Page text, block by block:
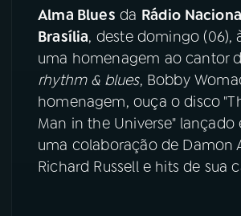
04PROGRAMAS
PODCASTS
06VIDEOCASTS
Alma Blues da Rádio
Brasília, deste domingo (06),
uma homenagem ao cantor
rhythm & blues, Bobby
homenagem, ouça o disco
Man in the Universe" lançado
uma colaboração de Damon
Richard Russell e hits de sua